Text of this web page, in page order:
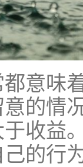
意味
的情
收益
的行